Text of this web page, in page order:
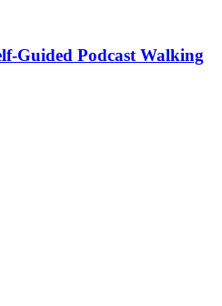
Guided Podcast Walking